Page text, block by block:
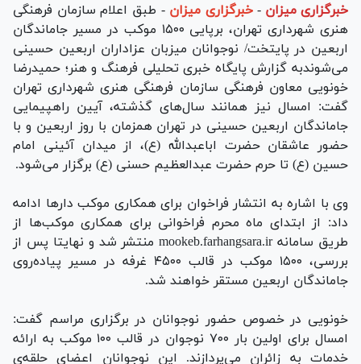
خبرگزاری میزان - خبرگزاری میزان- طبق اعلام سازمان فرهنگی
هنری شهرداری تهران، برپایی ۱۵۰۰ موکب در مسیر جاماندگان
اربعین در پایتخت/ نوجوانان میزبان عزاداران اربعین حسینی
می‌شوندبه گزارش پایگاه خبری تحلیلی فرهنگ و هنر؛ حمیدرضا
خونویی معاون فرهنگی سازمان فرهنگی هنری شهرداری تهران
گفت: امسال نیز همانند سال‌های گذشته، آیین راهپیمایی
جاماندگان اربعین حسینی در تهران همزمان با روز اربعین و با
حضور عاشقان حضرت اباعبدالله (ع)، از میدان آئینی امام
حسین (ع) تا حرم حضرت عبدالعظیم حسنی (ع) برگزار می‌شود.
وی با اشاره به انتشار فراخوان برای همکاری موکب دار‌ها ادامه
داد: از ابتدای ماه محرم فراخوانی برای همکاری موکب‌ها از
طریق سامانه mookeb.farhangsara.ir منتشر شد و نهایتا پس از
بررسی، ۱۵۰۰ موکب در قالب ۴۵۰۰ غرفه در مسیر پیاده‌روی
جاماندگان اربعین مستقر خواهند شد.
خونویی در خصوص حضور نوجوانان در برگزاری مراسم گفت:
امسال برای اولین بار ۷۰۰ نوجوان در قالب ۱۰۰ موکب به ارائه
خدمات به زائران می‌پردازند. این نوجوانان اعضای حلقه‌ی